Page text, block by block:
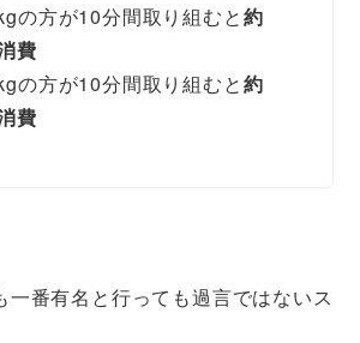
の方が10分間取り組むと約
費
の方が10分間取り組むと約
費
一番有名と行っても過言ではないス